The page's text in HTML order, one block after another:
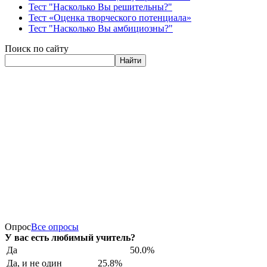
Тест "Насколько Вы решительны?"
Тест «Оценка творческого потенциала»
Тест "Насколько Вы амбициозны?"
Поиск по сайту
Найти
ОпросВсе опросы
У вас есть любимый учитель?
Да
50.0%
Да, и не один
25.8%